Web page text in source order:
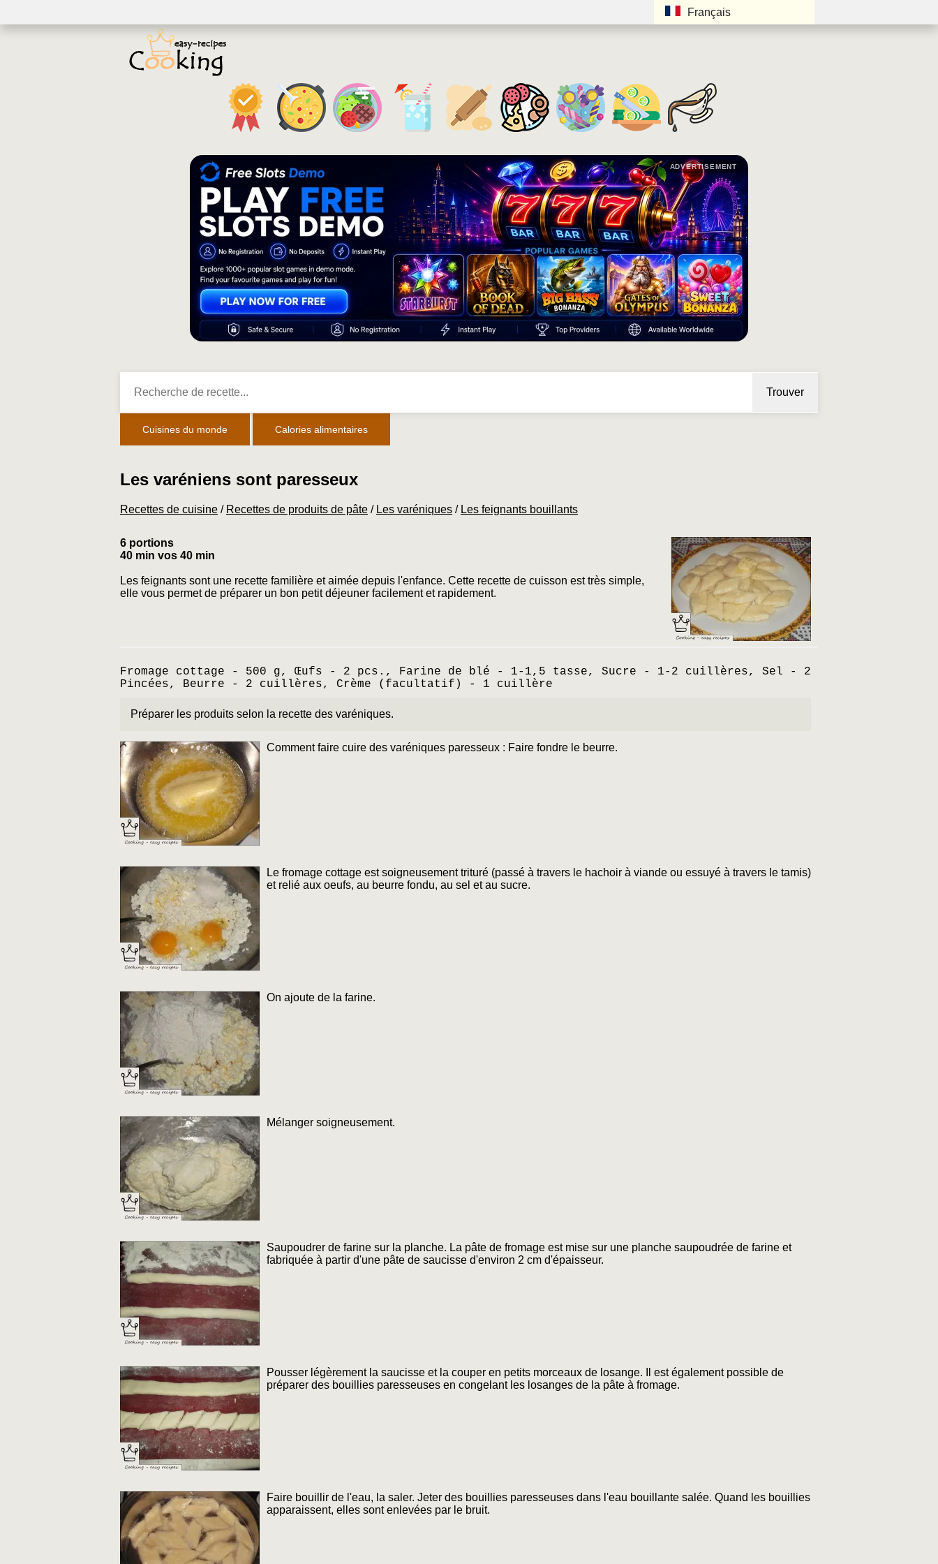
Français
ADVERTISEMENT
Trouver
Cuisines du monde Calories alimentaires
Les varéniens sont paresseux
Recettes de cuisine / Recettes de produits de pâte / Les varéniques / Les feignants bouillants
6 portions
40 min vos 40 min
Les feignants sont une recette familière et aimée depuis l'enfance. Cette recette de cuisson est très simple,
elle vous permet de préparer un bon petit déjeuner facilement et rapidement.
Fromage cottage - 500 g, Œufs - 2 pcs., Farine de blé - 1-1,5 tasse, Sucre - 1-2 cuillères, Sel - 2
Pincées, Beurre - 2 cuillères, Crème (facultatif) - 1 cuillère
Préparer les produits selon la recette des varéniques.
Comment faire cuire des varéniques paresseux : Faire fondre le beurre.
Le fromage cottage est soigneusement trituré (passé à travers le hachoir à viande ou essuyé à travers le tamis)
et relié aux oeufs, au beurre fondu, au sel et au sucre.
On ajoute de la farine.
Mélanger soigneusement.
Saupoudrer de farine sur la planche. La pâte de fromage est mise sur une planche saupoudrée de farine et
fabriquée à partir d'une pâte de saucisse d'environ 2 cm d'épaisseur.
Pousser légèrement la saucisse et la couper en petits morceaux de losange. Il est également possible de
préparer des bouillies paresseuses en congelant les losanges de la pâte à fromage.
Faire bouillir de l'eau, la saler. Jeter des bouillies paresseuses dans l'eau bouillante salée. Quand les bouillies
apparaissent, elles sont enlevées par le bruit.